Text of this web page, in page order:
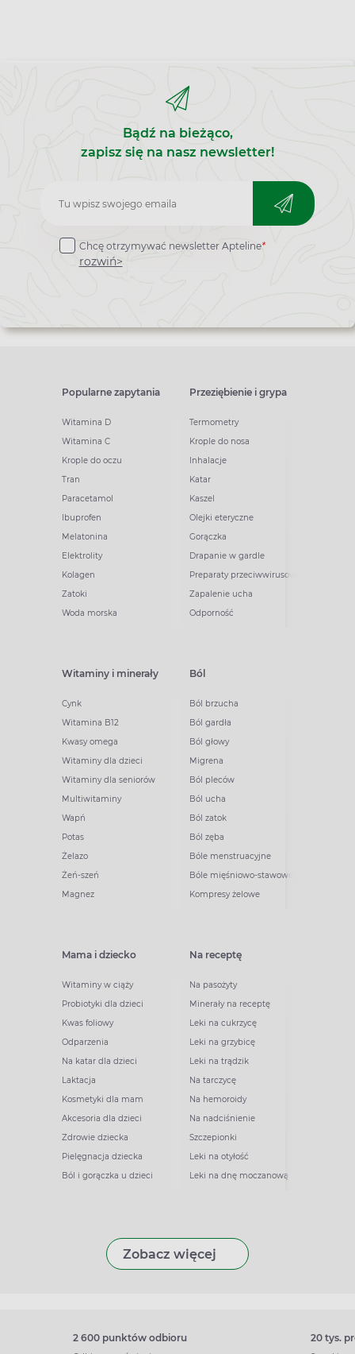
Bądź na bieżąco,
zapisz się na nasz newsletter!
Zapisz
do
newslettera
Chcę otrzymywać newsletter Apteline*
rozwiń>
Popularne zapytania
Witamina D
Witamina C
Krople do oczu
Tran
Paracetamol
Ibuprofen
Melatonina
Elektrolity
Kolagen
Zatoki
Woda morska
Przeziębienie i grypa
Termometry
Krople do nosa
Inhalacje
Katar
Kaszel
Olejki eteryczne
Gorączka
Drapanie w gardle
Preparaty przeciwwirusowe
Zapalenie ucha
Odporność
Witaminy i minerały
Cynk
Witamina B12
Kwasy omega
Witaminy dla dzieci
Witaminy dla seniorów
Multiwitaminy
Wapń
Potas
Żelazo
Żeń-szeń
Magnez
Ból
Ból brzucha
Ból gardła
Ból głowy
Migrena
Ból pleców
Ból ucha
Ból zatok
Ból zęba
Bóle menstruacyjne
Bóle mięśniowo-stawowe
Kompresy żelowe
Mama i dziecko
Witaminy w ciąży
Probiotyki dla dzieci
Kwas foliowy
Odparzenia
Na katar dla dzieci
Laktacja
Kosmetyki dla mam
Akcesoria dla dzieci
Zdrowie dziecka
Pielęgnacja dziecka
Ból i gorączka u dzieci
Na receptę
Na pasożyty
Minerały na receptę
Leki na cukrzycę
Leki na grzybicę
Leki na trądzik
Na tarczycę
Na hemoroidy
Na nadciśnienie
Szczepionki
Leki na otyłość
Leki na dnę moczanową
Zobacz więcej
2 600 punktów odbioru 20 tys.